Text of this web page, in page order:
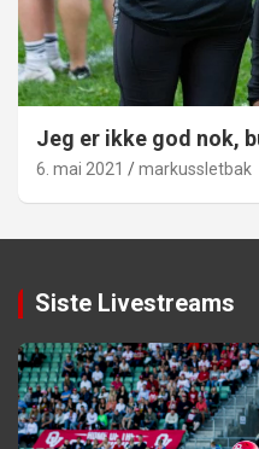
Jeg er ikke god nok,
6. mai 2021 markussletbak
Siste Livestreams